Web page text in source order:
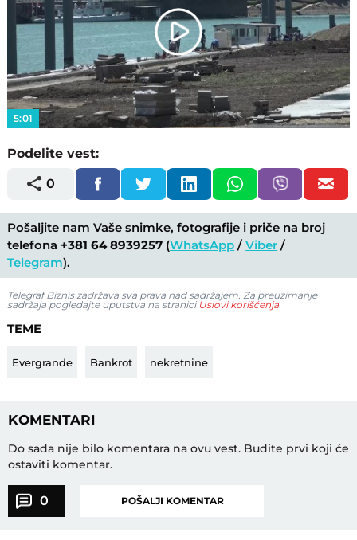
Play
Video
5:01
Podelite vest:
0
Pošaljite nam Vaše snimke, fotografije i priče na broj
telefona +381 64 8939257 (WhatsApp /Viber /
Telegram).
Telegraf Biznis zadržava sva prava nad sadržajem. Za preuzimanje
sadržaja pogledajte uputstva na stranici Uslovi korišćenja
TEME
Evergrande Bankrot nekretnine
KOMENTARI
Do sada nije bilo komentara na ovu vest. Budite prvi koji će
ostaviti komentar.
0 POŠALJI KOMENTAR